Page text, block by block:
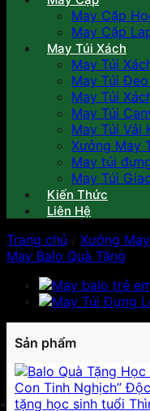
May Cặp
May Cặp
May Túi Xách
May Túi
May Túi
May Túi
May Túi
May Túi Vải
Xưởng May
May túi
May Túi
Kiến Thức
Liên Hệ
Trang chủ Xưởng
May Balo Quà Tặng
Sản phẩm